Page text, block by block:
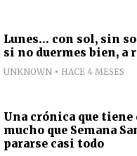
Lunes... con sol, sin
si no duermes bien, a
UNKNOWN HACE 4 MESES
Una crónica que tiene
mucho que Semana
pararse casi todo